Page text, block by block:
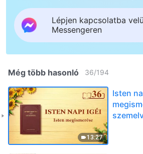
Lépjen kapcsolatba
Messengeren
Még több hasonló 36/194
13:27
Isten